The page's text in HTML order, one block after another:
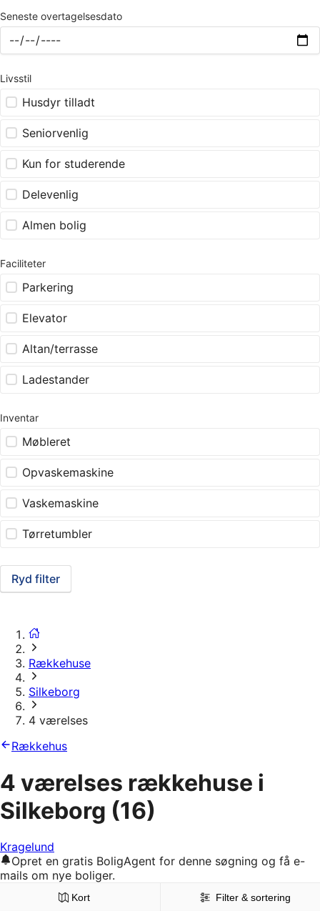
Seneste overtagelsesdato
Livsstil
Husdyr tilladt
Seniorvenlig
Kun for studerende
Delevenlig
Almen bolig
Faciliteter
Parkering
Elevator
Altan/terrasse
Ladestander
Inventar
Møbleret
Opvaskemaskine
Vaskemaskine
Tørretumbler
Ryd filter
Rækkehuse
Silkeborg
4 værelses
Rækkehus
4 værelses rækkehuse i
Silkeborg (16)
Kragelund
Opret en gratis BoligAgent for denne søgning og få e-
mails om nye boliger.
Kort Filter & sortering